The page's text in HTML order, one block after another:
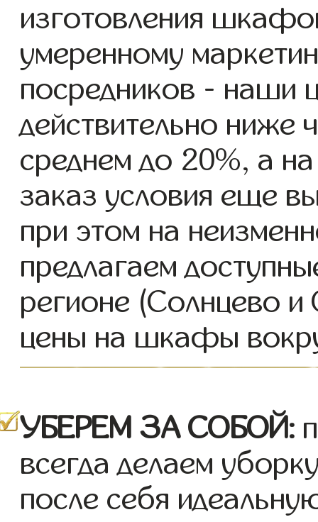
изготовления
умеренному
посредников - наши
действительно ниже
среднем до 20%, а
заказ условия еще
при этом на
предлагаем
регионе (Солнцево
цены на шкафы
УБЕРЕМ ЗА СОБОЙ:
всегда делаем
после себя